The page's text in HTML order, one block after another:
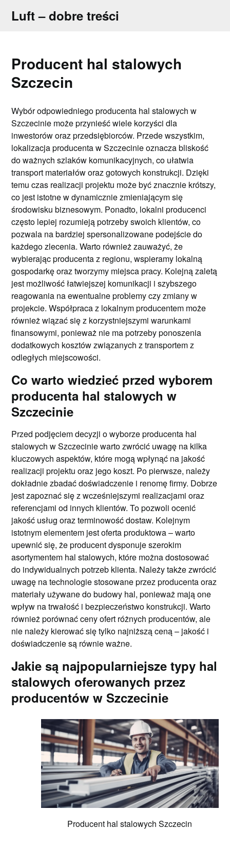
Luft – dobre treści
Producent hal stalowych
Szczecin
Wybór odpowiedniego producenta hal stalowych w
Szczecinie może przynieść wiele korzyści dla
inwestorów oraz przedsiębiorców. Przede wszystkim,
lokalizacja producenta w Szczecinie oznacza bliskość
do ważnych szlaków komunikacyjnych, co ułatwia
transport materiałów oraz gotowych konstrukcji. Dzięki
temu czas realizacji projektu może być znacznie krótszy,
co jest istotne w dynamicznie zmieniającym się
środowisku biznesowym. Ponadto, lokalni producenci
często lepiej rozumieją potrzeby swoich klientów, co
pozwala na bardziej spersonalizowane podejście do
każdego zlecenia. Warto również zauważyć, że
wybierając producenta z regionu, wspieramy lokalną
gospodarkę oraz tworzymy miejsca pracy. Kolejną zaletą
jest możliwość łatwiejszej komunikacji i szybszego
reagowania na ewentualne problemy czy zmiany w
projekcie. Współpraca z lokalnym producentem może
również wiązać się z korzystniejszymi warunkami
finansowymi, ponieważ nie ma potrzeby ponoszenia
dodatkowych kosztów związanych z transportem z
odległych miejscowości.
Co warto wiedzieć przed wyborem
producenta hal stalowych w
Szczecinie
Przed podjęciem decyzji o wyborze producenta hal
stalowych w Szczecinie warto zwrócić uwagę na kilka
kluczowych aspektów, które mogą wpłynąć na jakość
realizacji projektu oraz jego koszt. Po pierwsze, należy
dokładnie zbadać doświadczenie i renomę firmy. Dobrze
jest zapoznać się z wcześniejszymi realizacjami oraz
referencjami od innych klientów. To pozwoli ocenić
jakość usług oraz terminowość dostaw. Kolejnym
istotnym elementem jest oferta produktowa – warto
upewnić się, że producent dysponuje szerokim
asortymentem hal stalowych, które można dostosować
do indywidualnych potrzeb klienta. Należy także zwrócić
uwagę na technologie stosowane przez producenta oraz
materiały używane do budowy hal, ponieważ mają one
wpływ na trwałość i bezpieczeństwo konstrukcji. Warto
również porównać ceny ofert różnych producentów, ale
nie należy kierować się tylko najniższą ceną – jakość i
doświadczenie są równie ważne.
Jakie są najpopularniejsze typy hal
stalowych oferowanych przez
producentów w Szczecinie
Producent hal stalowych Szczecin